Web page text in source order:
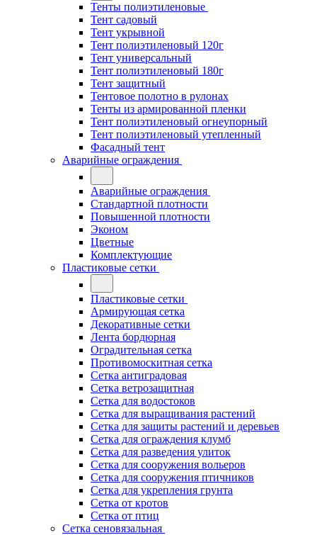
Тенты полиэтиленовые
Тент садовый
Тент укрывной
Тент полиэтиленовый 120г
Тент универсальный
Тент полиэтиленовый 180г
Тент защитный
Тентовое полотно в рулонах
Тенты из армированной пленки
Тент полиэтиленовый огнеупорный
Тент полиэтиленовый утепленный
Фасадный тент
Аварийные ограждения
Аварийные ограждения
Стандартной плотности
Повышенной плотности
Эконом
Цветные
Комплектующие
Пластиковые сетки
Пластиковые сетки
Армирующая сетка
Декоративные сетки
Лента бордюрная
Оградительная сетка
Противомоскитная сетка
Сетка антиградовая
Сетка ветрозащитная
Сетка для водостоков
Сетка для выращивания растений
Сетка для защиты растений и деревьев
Сетка для ограждения клумб
Сетка для разведения улиток
Сетка для сооружения вольеров
Сетка для сооружения птичников
Сетка для укрепления грунта
Сетка от кротов
Сетка от птиц
Сетка сеновязальная